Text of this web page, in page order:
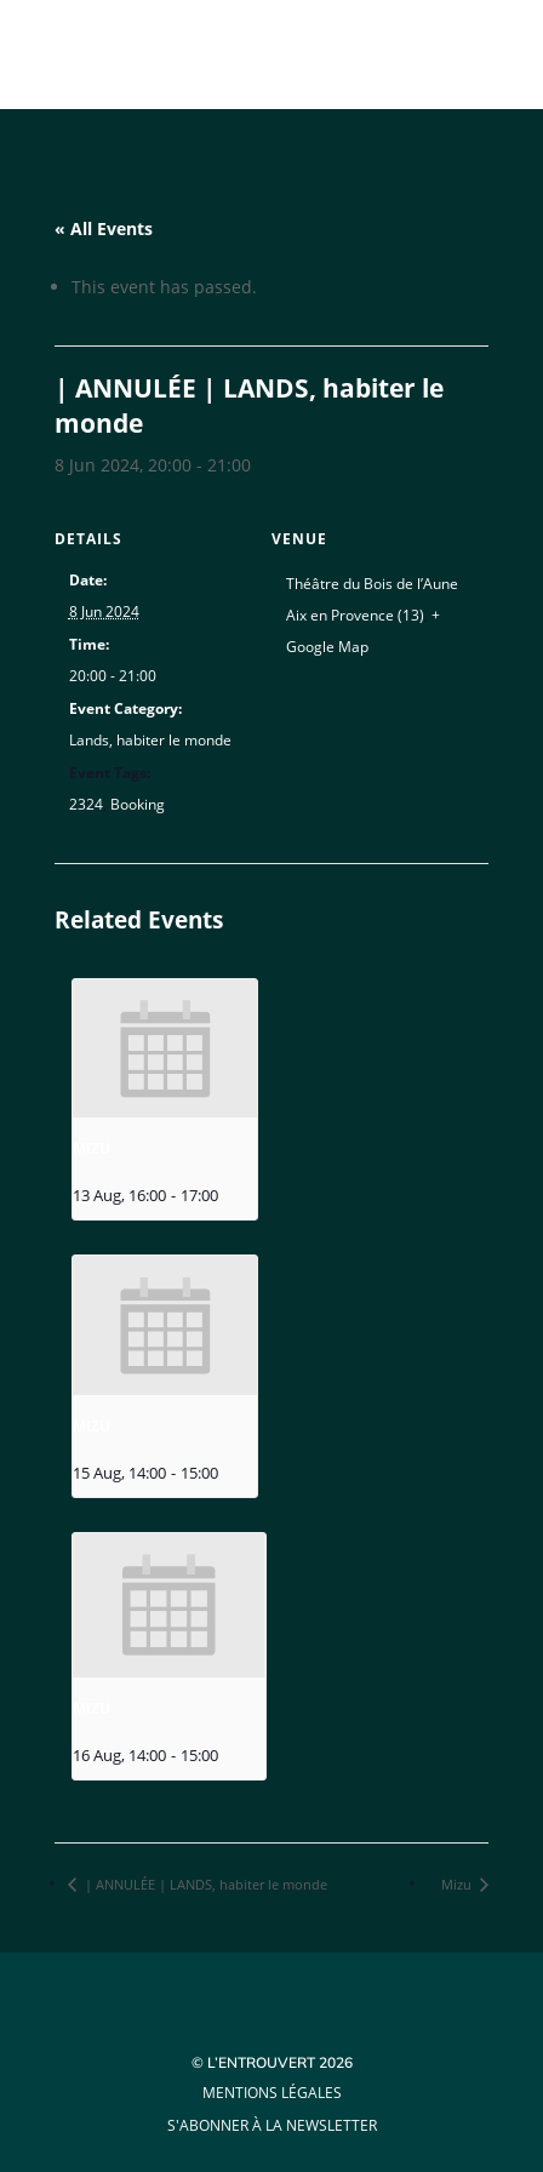
« All Events
This event has passed.
| ANNULÉE | LANDS, habiter le
monde
8 Jun 2024, 20:00- 21:00
DETAILS
Date:
8 Jun 2024
Time:
20:00 - 21:00
Event Category:
Lands, habiter le monde
2324, Booking
VENUE
Théâtre du Bois de l’Aune
Aix en Provence (13) +
Google Map
Related Events
13 Aug, 16:00 - 17:00
15 Aug, 14:00 - 15:00
16 Aug, 14:00 - 15:00
| ANNULÉE | LANDS, habiter le monde Mizu
© L’ENTROUVERT 2026
MENTIONS LÉGALES
S'ABONNER À LA NEWSLETTER